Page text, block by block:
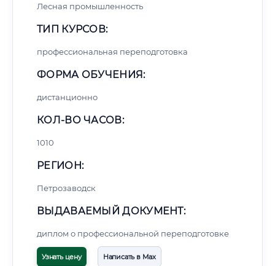
Лесная промышленность
ТИП КУРСОВ:
профессиональная переподготовка
ФОРМА ОБУЧЕНИЯ:
дистанционно
КОЛ-ВО ЧАСОВ:
1010
РЕГИОН:
Петрозаводск
ВЫДАВАЕМЫЙ ДОКУМЕНТ:
диплом о профессиональной переподготовке
Узнать цену Написать в Max